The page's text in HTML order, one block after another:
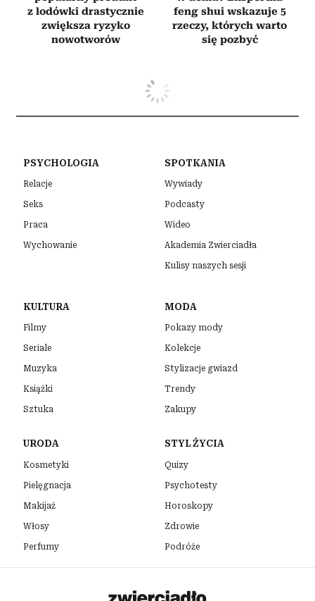
z lodówki drastycznie
zwiększa ryzyko
nowotworów
feng shui wskazuje 5
rzeczy, których warto
się pozbyć
PSYCHOLOGIA
Relacje
Seks
Praca
Wychowanie
SPOTKANIA
Wywiady
Podcasty
Wideo
Akademia Zwierciadła
Kulisy naszych sesji
KULTURA
Filmy
Seriale
Muzyka
Książki
Sztuka
MODA
Pokazy mody
Kolekcje
Stylizacje gwiazd
Trendy
Zakupy
URODA
Kosmetyki
Pielęgnacja
Makijaż
Włosy
Perfumy
STYL ŻYCIA
Quizy
Psychotesty
Horoskopy
Zdrowie
Podróże